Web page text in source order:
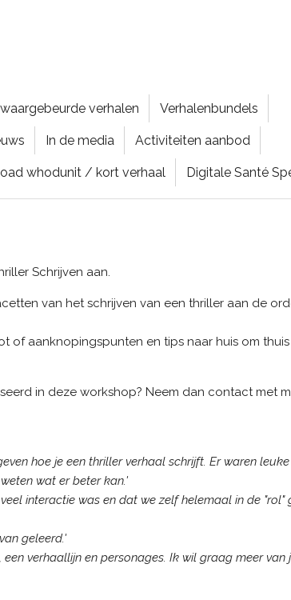
verhalen Verhalenbundels
In de media Activiteiten aanbod
whodunit / kort verhaal Digitale Santé
Schrijven aan.
van het schrijven van een thriller aan de
aanknopingspunten en tips naar huis om
in deze workshop? Neem dan contact met
hoe je een thriller verhaal schrijft. Er waren leuke
wat er beter kan.'
interactie was en dat we zelf helemaal in de "rol"
geleerd.'
verhaallijn en personages. Ik wil graag meer van